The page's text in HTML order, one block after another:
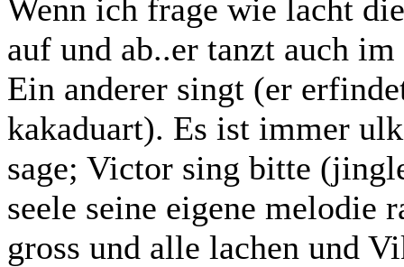
Wenn ich frage wie lacht
auf und ab..er tanzt auch
Ein anderer singt (er
kakaduart). Es ist immer
sage; Victor sing bitte
seele seine eigene melodie
gross und alle lachen und